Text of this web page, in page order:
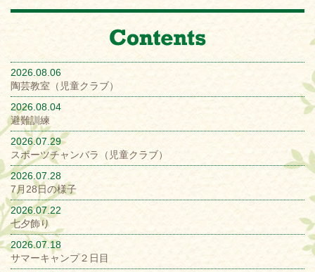
2026.08.06
陶芸教室（児童クラブ）
2026.08.04
避難訓練
2026.07.29
スポーツチャンバラ（児童クラブ）
2026.07.28
7月28日の様子
2026.07.22
七夕飾り
2026.07.18
サマーキャンプ２日目